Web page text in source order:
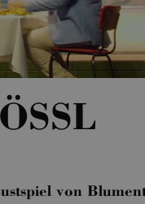
von